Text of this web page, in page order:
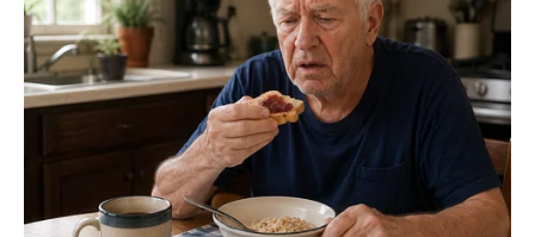
Dekoracija:
Krokanti ili krekerski posip